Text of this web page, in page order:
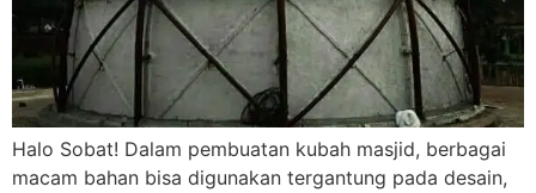
Halo Sobat! Dalam pembuatan kubah masjid, berbagai
macam bahan bisa digunakan tergantung pada desain,